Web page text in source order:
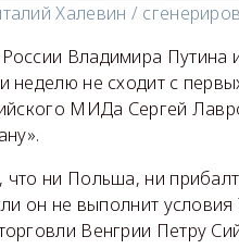
Халевин /
Владимира Путина
неделю не сходит с
МИДа Сергей
ни Польша, ни
он не выполнит
Венгрии Петру